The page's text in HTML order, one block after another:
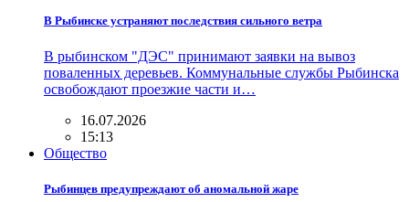
В Рыбинске устраняют последствия сильного ветра
В рыбинском "ДЭС" принимают заявки на вывоз
поваленных деревьев. Коммунальные службы Рыбинска
освобождают проезжие части и…
16.07.2026
15:13
Общество
Рыбинцев предупреждают об аномальной жаре